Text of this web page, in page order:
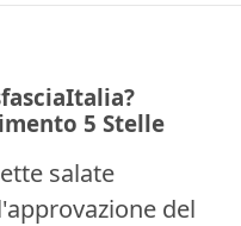
5 Stelle
salate
del